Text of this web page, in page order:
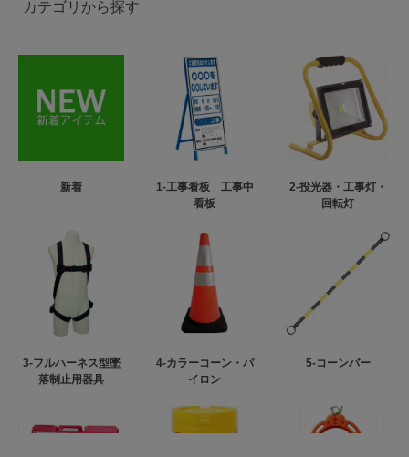
カテゴリから探す
新着
1-工事看板 工事中
看板
2-投光器・工事灯・
回転灯
3-フルハーネス型墜
落制止用器具
4-カラーコーン・パ
イロン
5-コーンバー